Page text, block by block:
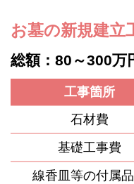
お墓の新規建立
総額：80～300万
工事箇所
石材費
基礎工事費
線香皿等の付属